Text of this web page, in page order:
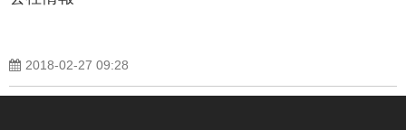
2018-02-27 09:28